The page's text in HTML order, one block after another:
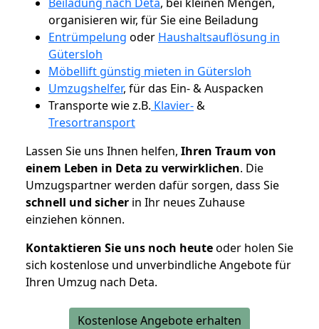
organisieren wir, für Sie eine Beiladung
Entrümpelung oder Haushaltsauflösung in
Gütersloh
Möbellift günstig mieten in Gütersloh
Umzugshelfer, für das Ein- & Auspacken
Transporte wie z.B. Klavier-&
Tresortransport
Lassen Sie uns Ihnen helfen, Ihren Traum von
einem Leben in Deta zu verwirklichen. Die
Umzugspartner werden dafür sorgen, dass Sie
schnell und sicher in Ihr neues Zuhause
einziehen können.
Kontaktieren Sie uns noch heuteoder holen Sie
sich kostenlose und unverbindliche Angebote für
Ihren Umzug nach Deta.
Kostenlose Angebote erhalten